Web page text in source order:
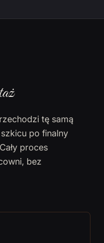
tę samą
po finalny
proces
bez